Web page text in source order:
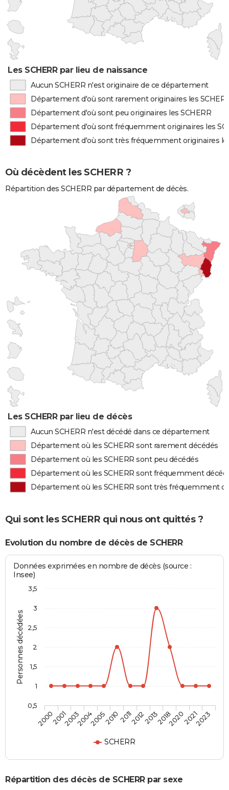
Les SCHERR par lieu de naissance
Aucun SCHERR n'est originaire de ce département
Département d'où sont rarement originaires les
Département d'où sont peu originaires les SCHERR
Département d'où sont fréquemment originaires les
Département d'où sont très fréquemment originaires
Où décèdent les SCHERR ?
Répartition des SCHERR par département de décès.
Les SCHERR par lieu de décès
Aucun SCHERR n'est décédé dans ce département
Département où les SCHERR sont rarement décédés
Département où les SCHERR sont peu décédés
Département où les SCHERR sont fréquemment
Département où les SCHERR sont très fréquemment
Qui sont les SCHERR qui nous ont quittés ?
Evolution du nombre de décès de SCHERR
Personnes décédées
Données exprimées en nombre de décès (source :
Insee)
SCHERR
2000200120032004200520102011201220132018202020212023
0,5
1
1,5
2
2,5
3
3,5
Répartition des décès de SCHERR par sexe